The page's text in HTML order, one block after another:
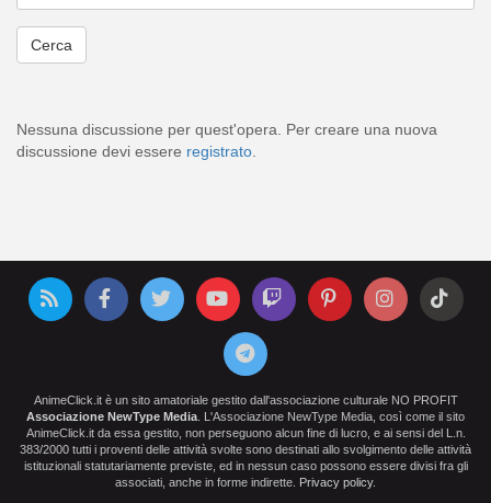
Nessuna discussione per quest'opera. Per creare una nuova
discussione devi essere registrato
AnimeClick.it è un sito amatoriale gestito dall'associazione culturale NO PROFIT
Associazione NewType Media . L'Associazione NewType Media, così come il sito
AnimeClick.it da essa gestito, non perseguono alcun fine di lucro, e ai sensi del L.n.
383/2000 tutti i proventi delle attività svolte sono destinati allo svolgimento delle attività
istituzionali statutariamente previste, ed in nessun caso possono essere divisi fra gli
associati, anche in forme indirette. Privacy policy.